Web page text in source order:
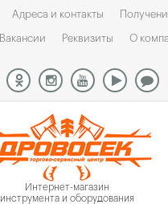
Адреса и контакты
Вакансии Реквизиты О
Интернет-магазин
инструмента и оборудования